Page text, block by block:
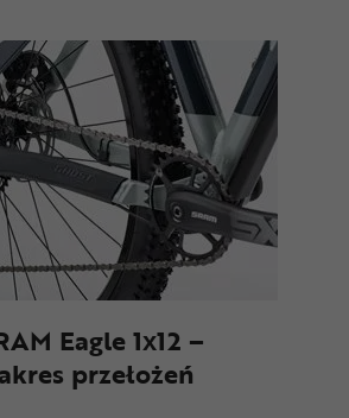
Eagle 1x12 –
przełożeń